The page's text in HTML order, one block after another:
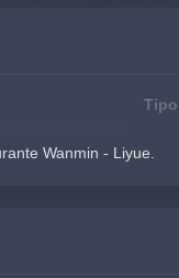
Tipo
Wanmin - Liyue.